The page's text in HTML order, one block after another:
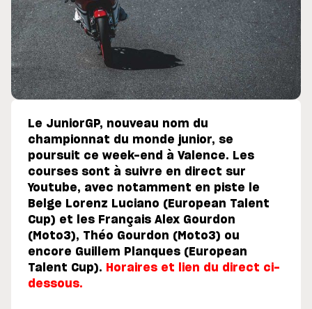
Le JuniorGP, nouveau nom du
championnat du monde junior, se
poursuit ce week-end à Valence. Les
courses sont à suivre en direct sur
Youtube, avec notamment en piste le
Belge Lorenz Luciano (European Talent
Cup) et les Français Alex Gourdon
(Moto3), Théo Gourdon (Moto3) ou
encore Guillem Planques (European
Talent Cup). Horaires et lien du direct ci-
dessous.